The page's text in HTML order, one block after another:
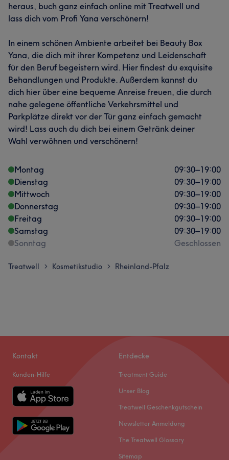
heraus, buch ganz einfach online mit Treatwell und
lass dich vom Profi Yana verschönern!
In einem schönen Ambiente arbeitet bei Beauty Box
Yana, die dich mit ihrer Kompetenz und Leidenschaft
für den Beruf begeistern wird. Hier findest du exquisite
Behandlungen und Produkte. Außerdem kannst du
dich hier über eine bequeme Anreise freuen, die durch
nahe gelegene öffentliche Verkehrsmittel und
Parkplätze direkt vor der Tür ganz einfach gemacht
wird! Lass auch du dich bei einem Getränk deiner
Wahl verwöhnen und verschönern!
Montag 09:30–19:00
Dienstag
09:30–19:00
Mittwoch
09:30–19:00
Donnerstag
09:30–19:00
Freitag
09:30–19:00
Samstag
09:30–19:00
Sonntag
Geschlossen
Treatwell > Kosmetikstudio > Rheinland-Pfalz
Kontakt
Kunden-Hilfe
Entdecke
Treatment Guide
Unser Blog
Treatwell Geschenkgutschein
Newsletter Anmeldung
The Treatwell Glossary
Sitemap